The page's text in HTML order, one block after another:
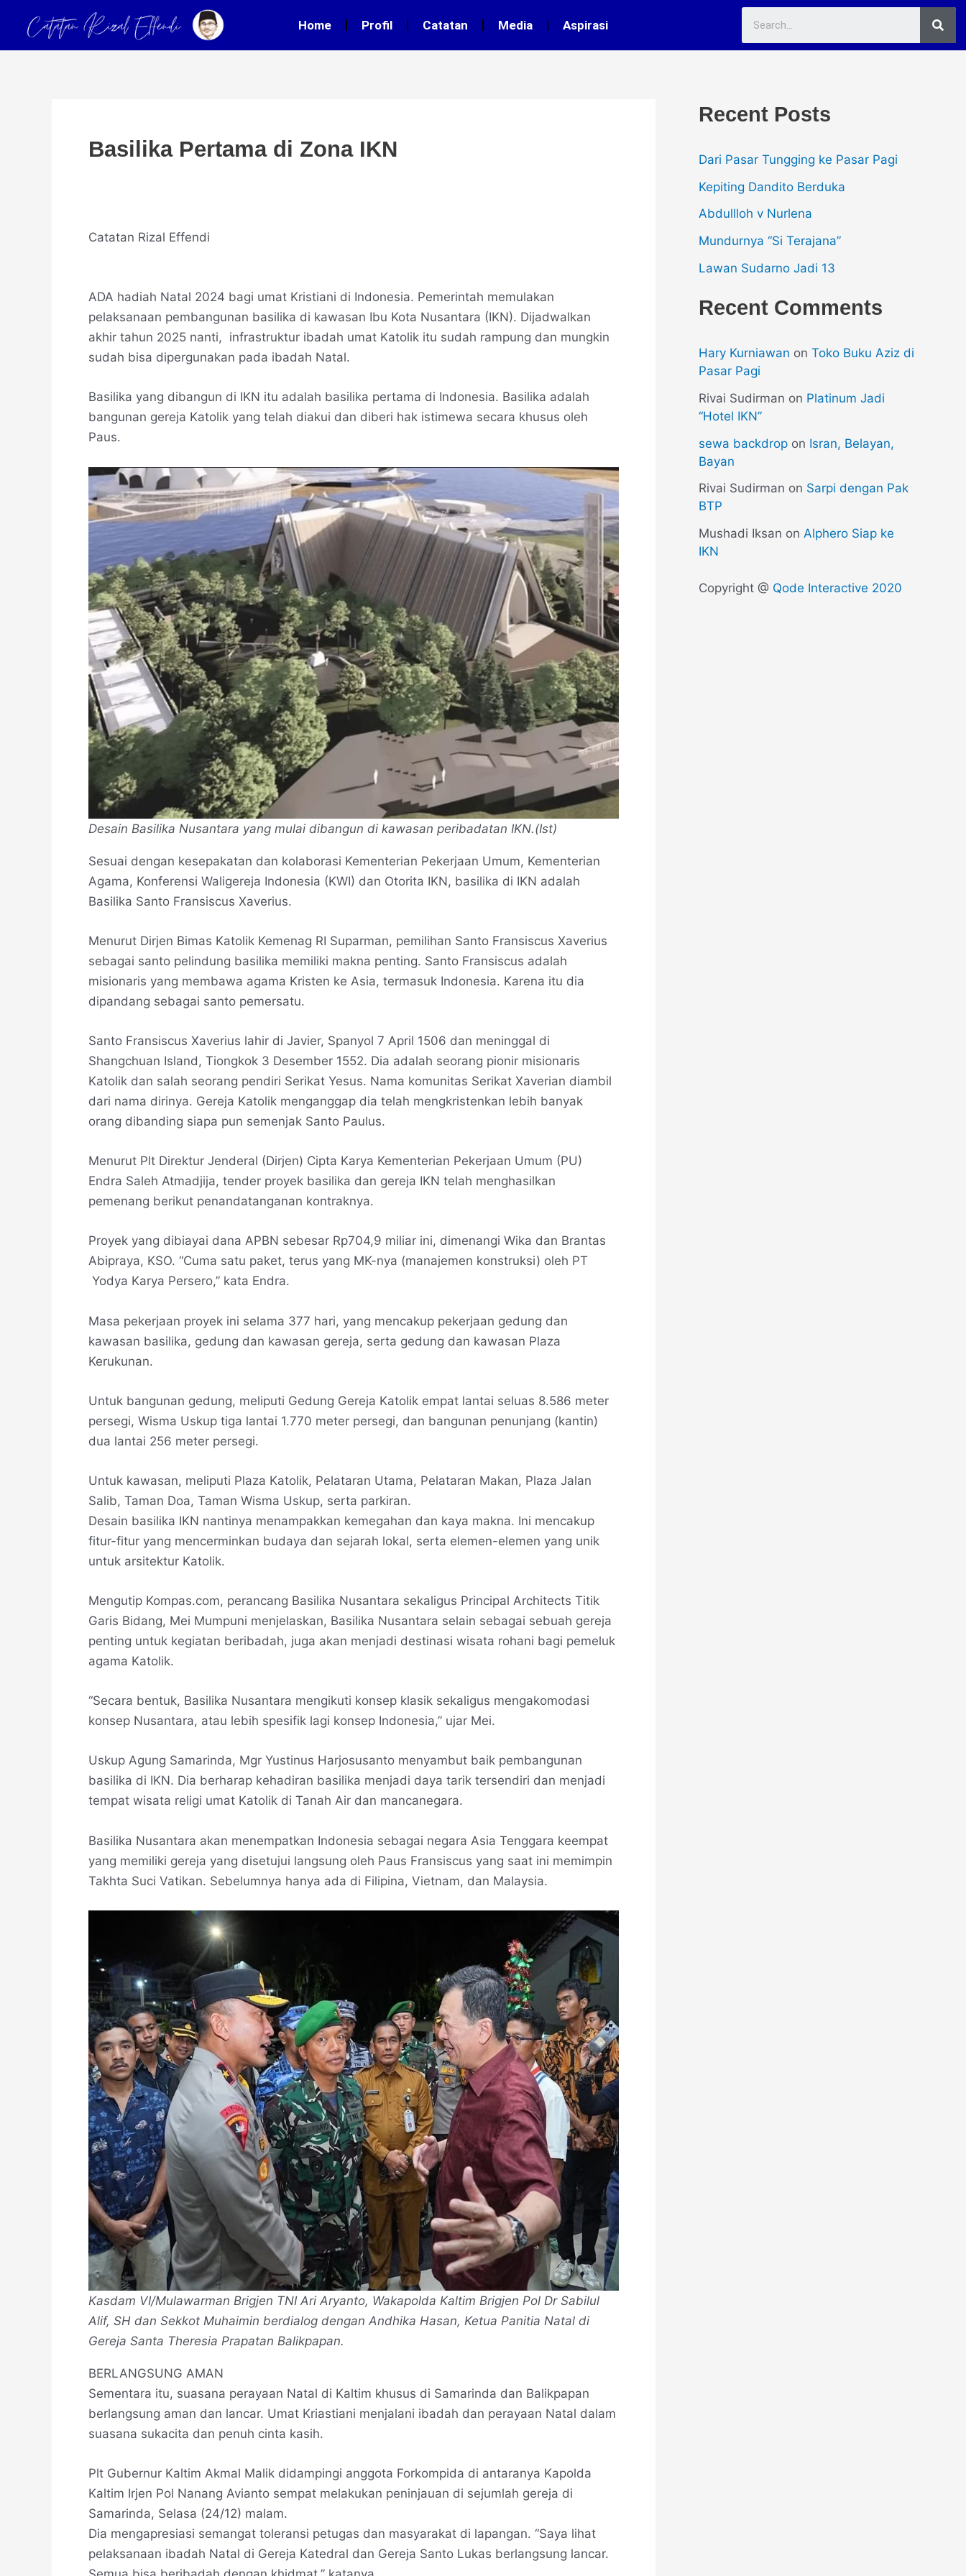
content
Home Profil Catatan Media Aspirasi
Basilika Pertama di Zona IKN
Catatan Rizal Effendi
ADA hadiah Natal 2024 bagi umat Kristiani di Indonesia. Pemerintah memulakan
pelaksanaan pembangunan basilika di kawasan Ibu Kota Nusantara (IKN). Dijadwalkan
akhir tahun 2025 nanti, infrastruktur ibadah umat Katolik itu sudah rampung dan mungkin
sudah bisa dipergunakan pada ibadah Natal.
Basilika yang dibangun di IKN itu adalah basilika pertama di Indonesia. Basilika adalah
bangunan gereja Katolik yang telah diakui dan diberi hak istimewa secara khusus oleh
Paus.
Desain Basilika Nusantara yang mulai dibangun di kawasan peribadatan IKN.(Ist)
Sesuai dengan kesepakatan dan kolaborasi Kementerian Pekerjaan Umum, Kementerian
Agama, Konferensi Waligereja Indonesia (KWI) dan Otorita IKN, basilika di IKN adalah
Basilika Santo Fransiscus Xaverius.
Menurut Dirjen Bimas Katolik Kemenag RI Suparman, pemilihan Santo Fransiscus Xaverius
sebagai santo pelindung basilika memiliki makna penting. Santo Fransiscus adalah
misionaris yang membawa agama Kristen ke Asia, termasuk Indonesia. Karena itu dia
dipandang sebagai santo pemersatu.
Santo Fransiscus Xaverius lahir di Javier, Spanyol 7 April 1506 dan meninggal di
Shangchuan Island, Tiongkok 3 Desember 1552. Dia adalah seorang pionir misionaris
Katolik dan salah seorang pendiri Serikat Yesus. Nama komunitas Serikat Xaverian diambil
dari nama dirinya. Gereja Katolik menganggap dia telah mengkristenkan lebih banyak
orang dibanding siapa pun semenjak Santo Paulus.
Menurut Plt Direktur Jenderal (Dirjen) Cipta Karya Kementerian Pekerjaan Umum (PU)
Endra Saleh Atmadjija, tender proyek basilika dan gereja IKN telah menghasilkan
pemenang berikut penandatanganan kontraknya.
Proyek yang dibiayai dana APBN sebesar Rp704,9 miliar ini, dimenangi Wika dan Brantas
Abipraya, KSO. “Cuma satu paket, terus yang MK-nya (manajemen konstruksi) oleh PT
Yodya Karya Persero,” kata Endra.
Masa pekerjaan proyek ini selama 377 hari, yang mencakup pekerjaan gedung dan
kawasan basilika, gedung dan kawasan gereja, serta gedung dan kawasan Plaza
Kerukunan.
Untuk bangunan gedung, meliputi Gedung Gereja Katolik empat lantai seluas 8.586 meter
persegi, Wisma Uskup tiga lantai 1.770 meter persegi, dan bangunan penunjang (kantin)
dua lantai 256 meter persegi.
Untuk kawasan, meliputi Plaza Katolik, Pelataran Utama, Pelataran Makan, Plaza Jalan
Salib, Taman Doa, Taman Wisma Uskup, serta parkiran.
Desain basilika IKN nantinya menampakkan kemegahan dan kaya makna. Ini mencakup
fitur-fitur yang mencerminkan budaya dan sejarah lokal, serta elemen-elemen yang unik
untuk arsitektur Katolik.
Mengutip Kompas.com, perancang Basilika Nusantara sekaligus Principal Architects Titik
Garis Bidang, Mei Mumpuni menjelaskan, Basilika Nusantara selain sebagai sebuah gereja
penting untuk kegiatan beribadah, juga akan menjadi destinasi wisata rohani bagi pemeluk
agama Katolik.
“Secara bentuk, Basilika Nusantara mengikuti konsep klasik sekaligus mengakomodasi
konsep Nusantara, atau lebih spesifik lagi konsep Indonesia,” ujar Mei.
Uskup Agung Samarinda, Mgr Yustinus Harjosusanto menyambut baik pembangunan
basilika di IKN. Dia berharap kehadiran basilika menjadi daya tarik tersendiri dan menjadi
tempat wisata religi umat Katolik di Tanah Air dan mancanegara.
Basilika Nusantara akan menempatkan Indonesia sebagai negara Asia Tenggara keempat
yang memiliki gereja yang disetujui langsung oleh Paus Fransiscus yang saat ini memimpin
Takhta Suci Vatikan. Sebelumnya hanya ada di Filipina, Vietnam, dan Malaysia.
Kasdam VI/Mulawarman Brigjen TNI Ari Aryanto, Wakapolda Kaltim Brigjen Pol Dr Sabilul
Alif, SH dan Sekkot Muhaimin berdialog dengan Andhika Hasan, Ketua Panitia Natal di
Gereja Santa Theresia Prapatan Balikpapan.
BERLANGSUNG AMAN
Sementara itu, suasana perayaan Natal di Kaltim khusus di Samarinda dan Balikpapan
berlangsung aman dan lancar. Umat Kriastiani menjalani ibadah dan perayaan Natal dalam
suasana sukacita dan penuh cinta kasih.
Plt Gubernur Kaltim Akmal Malik didampingi anggota Forkompida di antaranya Kapolda
Kaltim Irjen Pol Nanang Avianto sempat melakukan peninjauan di sejumlah gereja di
Samarinda, Selasa (24/12) malam.
Dia mengapresiasi semangat toleransi petugas dan masyarakat di lapangan. “Saya lihat
pelaksanaan ibadah Natal di Gereja Katedral dan Gereja Santo Lukas berlangsung lancar.
navigation
Recent Posts
Dari Pasar Tungging ke Pasar Pagi
Kepiting Dandito Berduka
Abdullloh v Nurlena
Mundurnya “Si Terajana”
Lawan Sudarno Jadi 13
Recent Comments
Hary Kurniawan on Toko Buku Aziz di
Pasar Pagi
Rivai Sudirman on Platinum Jadi
“Hotel IKN”
sewa backdrop on Isran, Belayan,
Bayan
Rivai Sudirman on Sarpi dengan Pak
BTP
Mushadi Iksan on Alphero Siap ke
IKN
Copyright @ Qode Interactive 2020